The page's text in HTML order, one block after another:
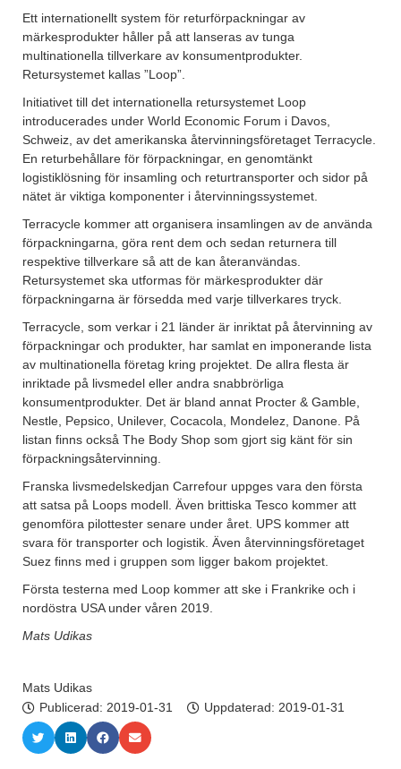
Ett internationellt system för returförpackningar av
märkesprodukter håller på att lanseras av tunga
multinationella tillverkare av konsumentprodukter.
Retursystemet kallas ”Loop”.
Initiativet till det internationella retursystemet Loop
introducerades under World Economic Forum i Davos,
Schweiz, av det amerikanska återvinningsföretaget Terracycle.
En returbehållare för förpackningar, en genomtänkt
logistiklösning för insamling och returtransporter och sidor på
nätet är viktiga komponenter i återvinningssystemet.
Terracycle kommer att organisera insamlingen av de använda
förpackningarna, göra rent dem och sedan returnera till
respektive tillverkare så att de kan återanvändas.
Retursystemet ska utformas för märkesprodukter där
förpackningarna är försedda med varje tillverkares tryck.
Terracycle, som verkar i 21 länder är inriktat på återvinning av
förpackningar och produkter, har samlat en imponerande lista
av multinationella företag kring projektet. De allra flesta är
inriktade på livsmedel eller andra snabbrörliga
konsumentprodukter. Det är bland annat Procter & Gamble,
Nestle, Pepsico, Unilever, Cocacola, Mondelez, Danone. På
listan finns också The Body Shop som gjort sig känt för sin
förpackningsåtervinning.
Franska livsmedelskedjan Carrefour uppges vara den första
att satsa på Loops modell. Även brittiska Tesco kommer att
genomföra pilottester senare under året. UPS kommer att
svara för transporter och logistik. Även återvinningsföretaget
Suez finns med i gruppen som ligger bakom projektet.
Första testerna med Loop kommer att ske i Frankrike och i
nordöstra USA under våren 2019.
Mats Udikas
Mats Udikas
Publicerad: 2019-01-31 Uppdaterad: 2019-01-31